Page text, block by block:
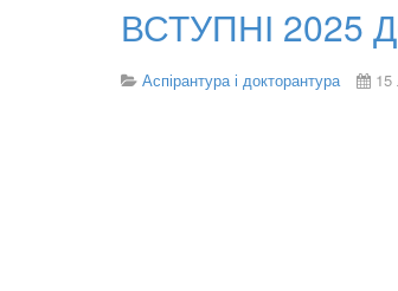
ВСТУПНІ 2025
Аспірантура і докторантура 15